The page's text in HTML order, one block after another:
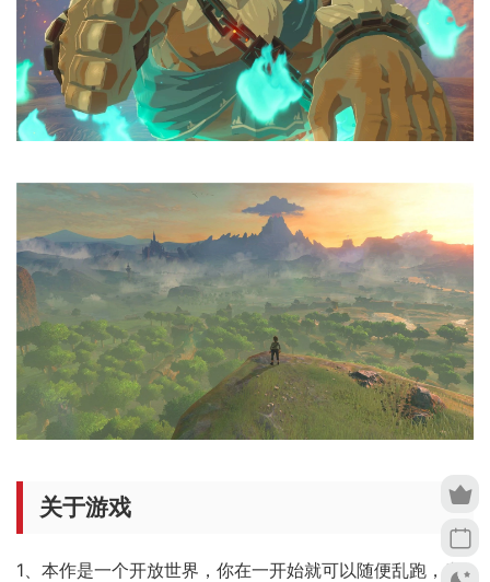
关于游戏
1、本作是一个开放世界，你在一开始就可以随便乱跑，当